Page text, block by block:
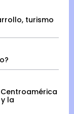
turismo
la